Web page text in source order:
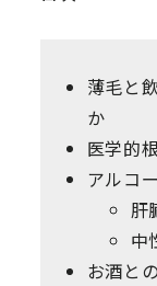
薄毛と
か
医学的
アルコ
肝
中
お酒と